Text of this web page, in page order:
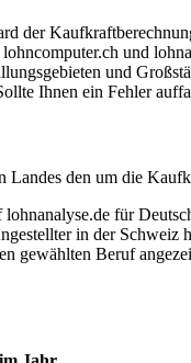
der
und
und
Ihnen ein Fehler
den um die
für
in der
gewählten Beruf